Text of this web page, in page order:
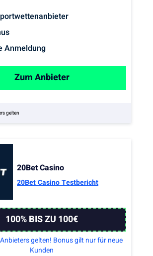
Anmeldung
Zum Anbieter
gelten
20Bet Casino
20Bet Casino Testbericht
100% BIS ZU 100€
gelten! Bonus gilt nur für neue
Kunden